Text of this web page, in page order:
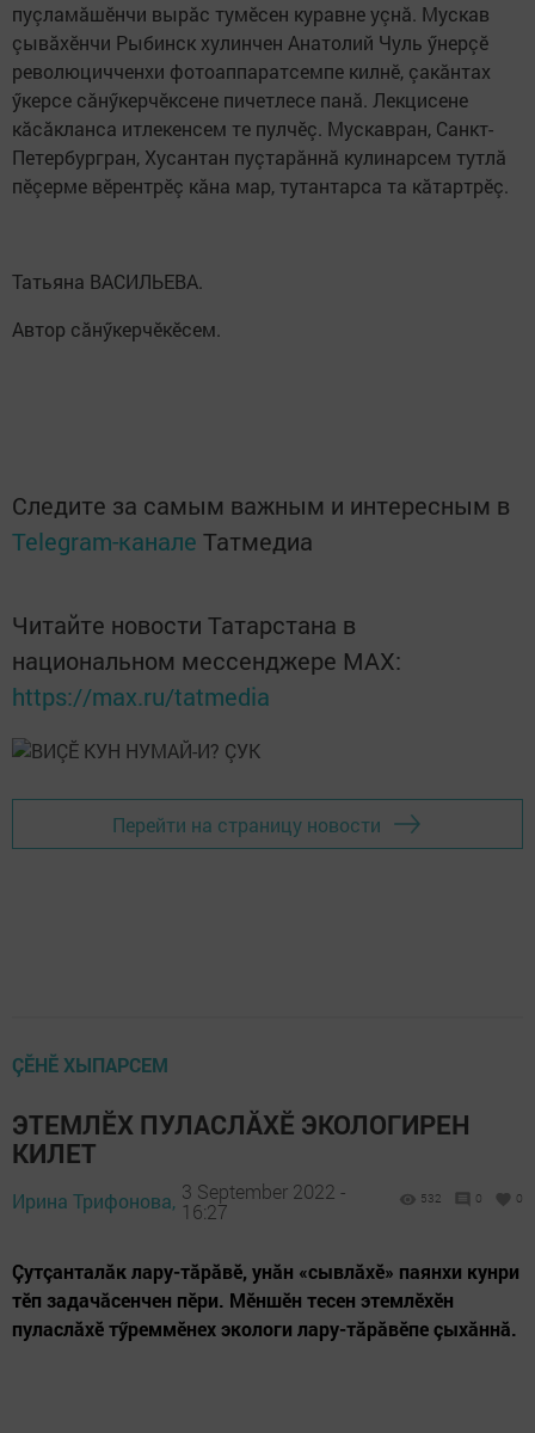
пуçламăшӗнчи вырăс тумӗсен куравне уçнă. Мускав
çывăхӗнчи Рыбинск хулинчен Анатолий Чуль ӳнерçӗ
революцичченхи фотоаппаратсемпе килнӗ, çакăнтах
ӳкерсе сăнӳкерчӗксене пичетлесе панă. Лекцисене
кăсăкланса итлекенсем те пулчӗç. Мускавран, Санкт-
Петербургран, Хусантан пуçтарăннă кулинарсем тутлă
пӗçерме вӗрентрӗç кăна мар, тутантарса та кăтартрӗç.
Татьяна ВАСИЛЬЕВА.
Автор сăнӳкерчӗкӗсем.
Следите за самым важным и интересным в
Telegram-канале Татмедиа
Читайте новости Татарстана в
национальном мессенджере MАХ:
https://max.ru/tatmedia
Перейти на страницу новости
ÇӖНӖ ХЫПАРСЕМ
ЭТЕМЛӖХ ПУЛАСЛĂХӖ ЭКОЛОГИРЕН
КИЛЕТ
Ирина Трифонова, 3 September 2022 -
16:27
532 0 0
Çутçанталăк лару-тăрăвӗ, унăн «сывлăхӗ» паянхи кунри
тӗп задачăсенчен пӗри. Мӗншӗн тесен этемлӗхӗн
пуласлăхӗ тӳреммӗнех экологи лару-тăрăвӗпе çыхăннă.